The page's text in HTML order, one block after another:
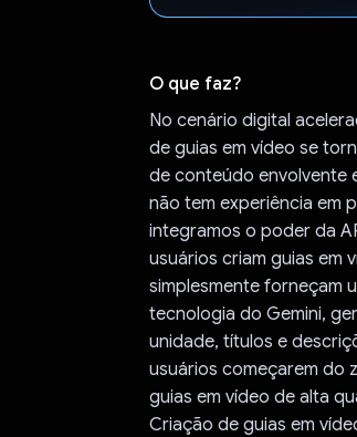
O que faz?
No cenário digital
de guias em vídeo se
de conteúdo envolvente
não tem experiência em
integramos o poder da
usuários criam guias em
simplesmente forneçam
tecnologia do Gemini,
unidade, títulos e
usuários começarem do
guias em vídeo de alta
Criação de guias em